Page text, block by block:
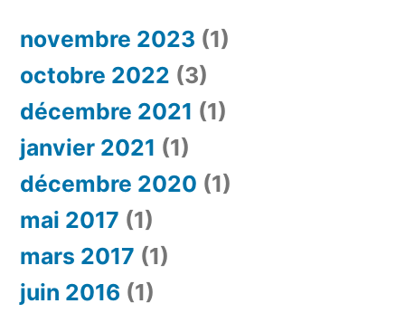
novembre 2023 (1)
octobre 2022 (3)
décembre 2021 (1)
janvier 2021 (1)
décembre 2020 (1)
mai 2017 (1)
mars 2017 (1)
juin 2016 (1)